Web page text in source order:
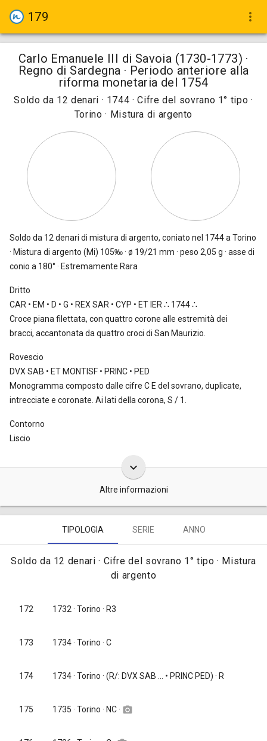
179 more_vert
Carlo Emanuele III di Savoia (1730-1773) ·
Regno di Sardegna · Periodo anteriore alla
riforma monetaria del 1754
Soldo da 12 denari · 1744 · Cifre del sovrano 1° tipo ·
Torino · Mistura di argento
Soldo da 12 denari di mistura di argento, coniato nel 1744 a Torino
· Mistura di argento (Mi) 105‰ · ø 19/21 mm · peso 2,05 g · asse di
conio a 180° · Estremamente Rara
Dritto
CAR • EM • D • G • REX SAR • CYP • ET IER ∴ 1744 ∴
Croce piana filettata, con quattro corone alle estremità dei
bracci, accantonata da quattro croci di San Maurizio.
Rovescio
DVX SAB • ET MONTISF • PRINC • PED
Monogramma composto dalle cifre C E del sovrano, duplicate,
intrecciate e coronate. Ai lati della corona, S / 1.
Contorno
Liscio
keyboard_arrow_down
Altre informazioni
Le monete da un soldo da 12 denari, datate 1744, furono coniate
con due ordinanze: 18 marzo e 10 luglio 1744. In forza della prima
ordinanza si coniarono monete al taglio di 124 pezzi al marco, con
la bontà di 1.6 denari; in forza alla seconda ordinanza, pur
mantenendo inalterata la bontà, si coniarono monete al taglio di
emissioni non sono distinguibili.
TIPOLOGIA SERIE ANNO
Soldo da 12 denari · Cifre del sovrano 1° tipo · Mistura
di argento
172 1732 · Torino · R3
173 1734· Torino · C
174 1734· Torino · (R/: DVX SAB ... • PRINC PED) · R
175 1735 · Torino · NC · camera_alt